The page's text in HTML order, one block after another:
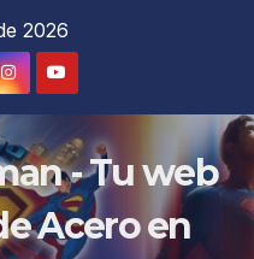
2026
- Tu web
Acero en